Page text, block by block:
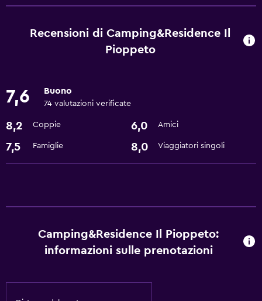
Sala giochi
Negozio di souvenir
Aria condizionata
Esterno
Giardino
Ristoranti
Bar/Lounge
Salute e sicurezza
Recensioni di Camping&Residence Il
Pioppeto
7,6 Buono
74 valutazioni verificate
8,2 Coppie 6,0 Amici
7,5 Famiglie 8,0 Viaggiatori singoli
Camping&Residence Il Pioppeto:
informazioni sulle prenotazioni